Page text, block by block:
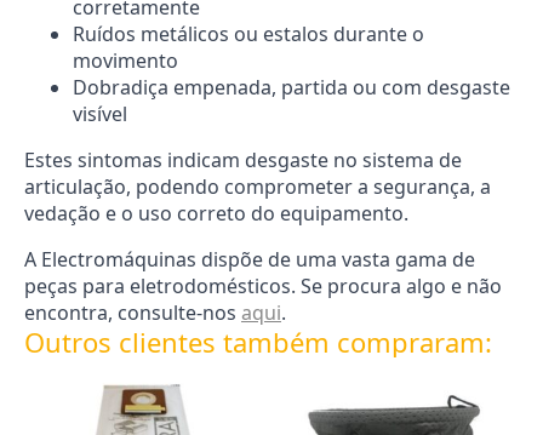
corretamente
Ruídos metálicos ou estalos durante o
movimento
Dobradiça empenada, partida ou com desgaste
visível
Estes sintomas indicam desgaste no sistema de
articulação, podendo comprometer a segurança, a
vedação e o uso correto do equipamento.
A Electromáquinas dispõe de uma vasta gama de
peças para eletrodomésticos. Se procura algo e não
encontra, consulte-nos aqui.
Outros clientes também compraram: